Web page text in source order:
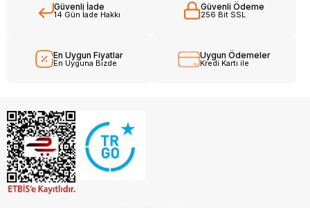
Güvenli İade
14 Gün İade Hakkı
Güvenli Ödeme
256 Bit SSL
En Uygun Fiyatlar
En Uyguna Bizde
Uygun Ödemeler
Kredi Kartı ile